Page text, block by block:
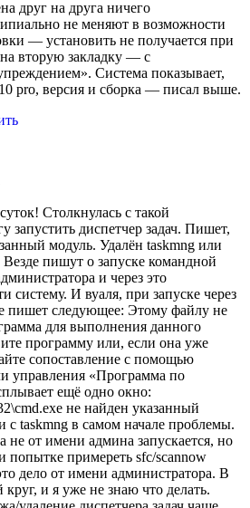
друг на друга ничего
не меняют в возможности
— установить не получается при
вторую закладку — с
Система показывает,
pro, версия и сборка — писал выше.
Столкнулась с такой
запустить диспетчер задач. Пишет,
модуль. Удалён taskmng или
пишут о запуске командной
и через это
систему. И вуаля, при запуске через
пишет следующее: Этому файлу не
для выполнения данного
программу или, если она уже
сопоставление с помощью
управления «Программа по
ещё одно окно:
не найден указанный
с taskmng в самом начале проблемы.
не от имени админа запускается, но
попытке примереть sfc/scannow
дело от имени администратора. В
и я уже не знаю что делать.